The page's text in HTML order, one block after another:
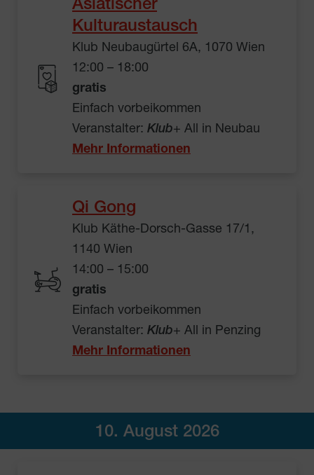
Asiatischer
Kulturaustausch
Klub Neubaugürtel 6A, 1070 Wien
12:00 – 18:00
gratis
Einfach vorbeikommen
Veranstalter: Klub+ All in Neubau
Mehr Informationen
Qi Gong
Klub Käthe-Dorsch-Gasse 17/1,
1140 Wien
14:00 – 15:00
gratis
Einfach vorbeikommen
Veranstalter: Klub+ All in Penzing
Mehr Informationen
10. August 2026